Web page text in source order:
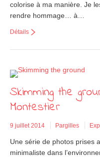
colorise à ma manière. Je
rendre hommage… à…
Détails
Skimming the
Montestier
9 juillet 2014 Pargilles
Une série de photos prises
minimaliste dans